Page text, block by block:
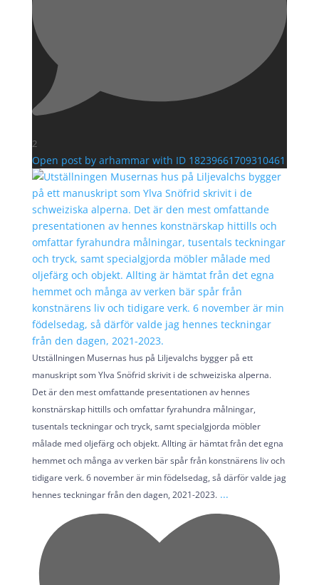
2
Open post by arhammar with ID 18239661709310461
Utställningen Musernas hus på Liljevalchs bygger på ett
manuskript som Ylva Snöfrid skrivit i de schweiziska alperna.
Det är den mest omfattande presentationen av hennes
konstnärskap hittills och omfattar fyrahundra målningar,
tusentals teckningar och tryck, samt specialgjorda möbler
målade med oljefärg och objekt. Allting är hämtat från det egna
hemmet och många av verken bär spår från konstnärens liv och
tidigare verk. 6 november är min födelsedag, så därför valde jag
hennes teckningar från den dagen, 2021-2023. ...